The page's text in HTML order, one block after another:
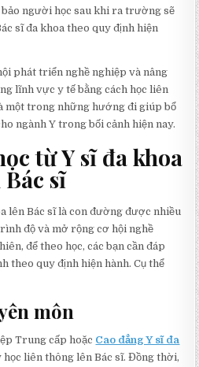
người học sau khi ra trường sẽ
sĩ đa khoa theo quy định hiện
phát triển nghề nghiệp và nâng
lĩnh vực y tế bằng cách học liên
một trong những hướng đi giúp bổ
ngành Y trong bối cảnh hiện nay.
từ Y sĩ đa khoa
sĩ
lên Bác sĩ là con đường được nhiều
độ và mở rộng cơ hội nghề
để theo học, các bạn cần đáp
theo quy định hiện hành. Cụ thể
môn
Trung cấp hoặc Cao đẳng Y sĩ đa
học liên thông lên Bác sĩ. Đồng thời,